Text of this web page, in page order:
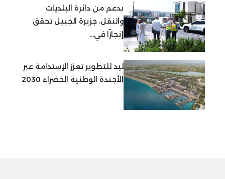
بدعم من دائرة البلديات
والنقل، جزيرة الجبيل تحقق
إنجازًا في...
ليد للتطوير تعزز الإستدامة عبر
الأجندة الوطنية الخضراء 2030